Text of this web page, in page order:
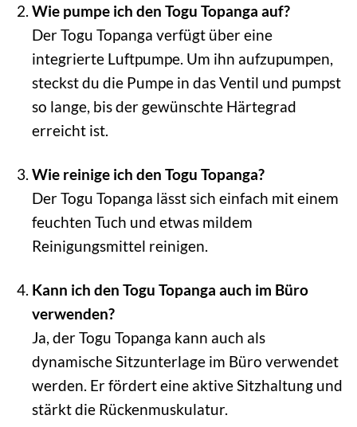
Wie pumpe ich den Togu Topanga auf?
Der Togu Topanga verfügt über eine
integrierte Luftpumpe. Um ihn aufzupumpen,
steckst du die Pumpe in das Ventil und pumpst
so lange, bis der gewünschte Härtegrad
erreicht ist.
Wie reinige ich den Togu Topanga?
Der Togu Topanga lässt sich einfach mit einem
feuchten Tuch und etwas mildem
Reinigungsmittel reinigen.
Kann ich den Togu Topanga auch im Büro
verwenden?
Ja, der Togu Topanga kann auch als
dynamische Sitzunterlage im Büro verwendet
werden. Er fördert eine aktive Sitzhaltung und
stärkt die Rückenmuskulatur.